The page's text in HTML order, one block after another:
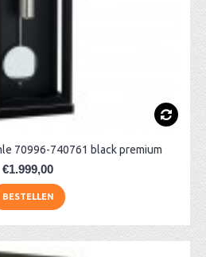
70996-740761 black premium
€1.999,00
BESTELLEN